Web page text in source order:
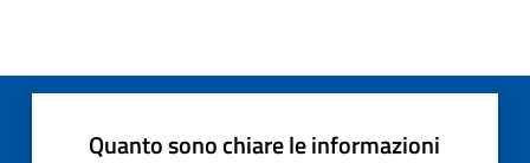
Quanto sono chiare le informazioni